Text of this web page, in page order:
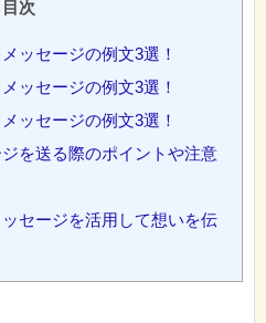
目次
ッセージの例文3選！
ッセージの例文3選！
ッセージの例文3選！
を送る際のポイントや注意
セージを活用して想いを伝